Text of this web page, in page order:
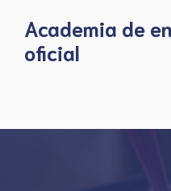
content
Academia de
oficial